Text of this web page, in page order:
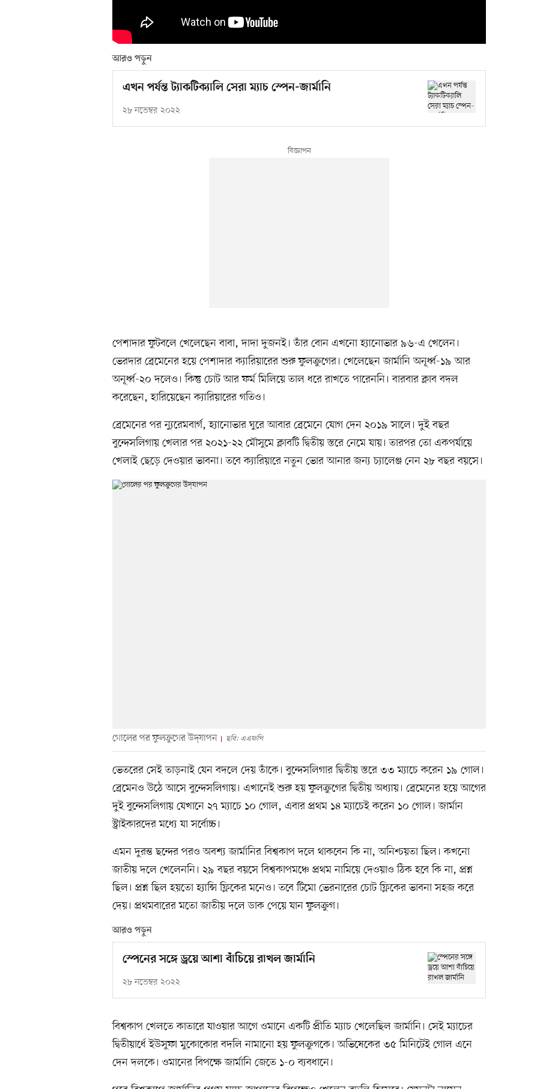
আরও পড়ুন
এখন পর্যন্ত ট্যাকটিক্যালি সেরা ম্যাচ স্পেন-জার্মানি
২৮ নভেম্বর ২০২২
পেশাদার ফুটবলে খেলেছেন বাবা, দাদা দুজনই। তাঁর বোন এখনো হ্যানোভার ৯৬-এ খেলেন।
ভেরদার ব্রেমেনের হয়ে পেশাদার ক্যারিয়ারের শুরু ফুলক্রুগের। খেলেছেন জার্মানি অনূর্ধ্ব-১৯ আর
অনূর্ধ্ব-২০ দলেও। কিন্তু চোট আর ফর্ম মিলিয়ে তাল ধরে রাখতে পারেননি। বারবার ক্লাব বদল
করেছেন, হারিয়েছেন ক্যারিয়ারের গতিও।
ব্রেমেনের পর ন্যুরেমবার্গ, হ্যানোভার ঘুরে আবার ব্রেমেনে যোগ দেন ২০১৯ সালে। দুই বছর
বুন্দেসলিগায় খেলার পর ২০২১-২২ মৌসুমে ক্লাবটি দ্বিতীয় স্তরে নেমে যায়। তারপর তো একপর্যায়ে
খেলাই ছেড়ে দেওয়ার ভাবনা। তবে ক্যারিয়ারে নতুন ভোর আনার জন্য চ্যালেঞ্জ নেন ২৮ বছর বয়সে।
গোলের পর ফুলক্রুগের উদ্‌যাপন ছবি: এএফপি
ভেতরের সেই তাড়নাই যেন বদলে দেয় তাঁকে। বুন্দেসলিগার দ্বিতীয় স্তরে ৩৩ ম্যাচে করেন ১৯ গোল।
ব্রেমেনও উঠে আসে বুন্দেসলিগায়। এখানেই শুরু হয় ফুলক্রুগের দ্বিতীয় অধ্যায়। ব্রেমেনের হয়ে আগের
দুই বুন্দেসলিগায় যেখানে ২৭ ম্যাচে ১০ গোল, এবার প্রথম ১৪ ম্যাচেই করেন ১০ গোল। জার্মান
স্ট্রাইকারদের মধ্যে যা সর্বোচ্চ।
এমন দুরন্ত ছন্দের পরও অবশ্য জার্মানির বিশ্বকাপ দলে থাকবেন কি না, অনিশ্চয়তা ছিল। কখনো
জাতীয় দলে খেলেননি। ২৯ বছর বয়সে বিশ্বকাপমঞ্চে প্রথম নামিয়ে দেওয়াও ঠিক হবে কি না, প্রশ্ন
ছিল। প্রশ্ন ছিল হয়তো হ্যান্সি ফ্লিকের মনেও। তবে টিমো ভেরনারের চোট ফ্লিকের ভাবনা সহজ করে
দেয়। প্রথমবারের মতো জাতীয় দলে ডাক পেয়ে যান ফুলক্রুগ।
আরও পড়ুন
স্পেনের সঙ্গে ড্রয়ে আশা বাঁচিয়ে রাখল জার্মানি
২৮ নভেম্বর ২০২২
বিশ্বকাপ খেলতে কাতারে যাওয়ার আগে ওমানে একটি প্রীতি ম্যাচ খেলেছিল জার্মানি। সেই ম্যাচের
দ্বিতীয়ার্ধে ইউসুফা মুকোকোর বদলি নামানো হয় ফুলক্রুগকে। অভিষেকের ৩৫ মিনিটেই গোল এনে
দেন দলকে। ওমানের বিপক্ষে জার্মানি জেতে ১-০ ব্যবধানে।